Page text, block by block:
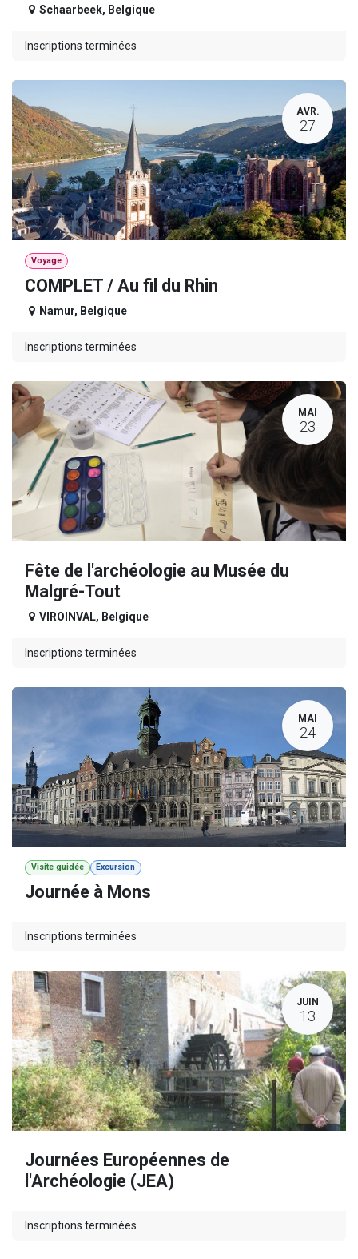
Schaarbeek, Belgique
Inscriptions terminées
AVR.
27
Voyage
COMPLET / Au fil du Rhin
Namur, Belgique
Inscriptions terminées
MAI
23
Fête de l'archéologie au Musée du
Malgré-Tout
VIROINVAL, Belgique
Inscriptions terminées
MAI
24
Visite guidée Excursion
Journée à Mons
Inscriptions terminées
JUIN
13
Journées Européennes de
l'Archéologie (JEA)
Inscriptions terminées